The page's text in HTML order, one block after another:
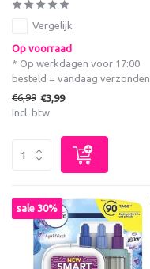
Vergelijk
Op voorraad
* Op werkdagen voor 17:00
besteld = vandaag verzonden
€6,99 €3,99
Incl. btw
sale 30%